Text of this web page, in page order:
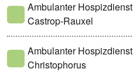
Ambulanter Hospizdienst
Castrop-Rauxel
Ambulanter Hospizdienst
Christophorus